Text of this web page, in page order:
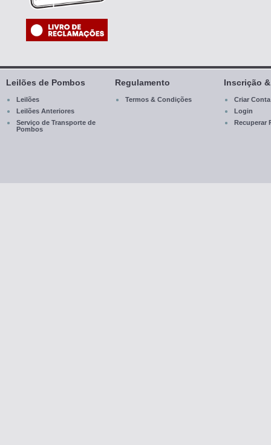
Leilões de Pombos
Leilões
Leilões Anteriores
Serviço de Transporte de
Pombos
Regulamento
Termos & Condições
Inscrição
Criar Conta
Login
Recuperar